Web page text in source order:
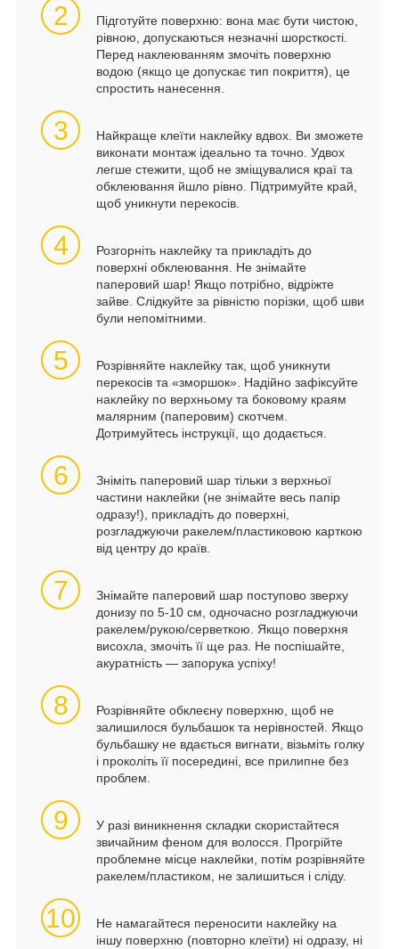
2
Підготуйте поверхню: вона має бути чистою,
рівною, допускаються незначні шорсткості.
Перед наклеюванням змочіть поверхню
водою (якщо це допускає тип покриття), це
спростить нанесення.
3
Найкраще клеїти наклейку вдвох. Ви зможете
виконати монтаж ідеально та точно. Удвох
легше стежити, щоб не зміщувалися краї та
обклеювання йшло рівно. Підтримуйте край,
щоб уникнути перекосів.
4
Розгорніть наклейку та прикладіть до
поверхні обклеювання. Не знімайте
паперовий шар! Якщо потрібно, відріжте
зайве. Слідкуйте за рівністю порізки, щоб шви
були непомітними.
5
Розрівняйте наклейку так, щоб уникнути
перекосів та «зморшок». Надійно зафіксуйте
наклейку по верхньому та боковому краям
малярним (паперовим) скотчем.
Дотримуйтесь інструкції, що додається.
6
Зніміть паперовий шар тільки з верхньої
частини наклейки (не знімайте весь папір
одразу!), прикладіть до поверхні,
розгладжуючи ракелем/пластиковою карткою
від центру до країв.
7
Знімайте паперовий шар поступово зверху
донизу по 5-10 см, одночасно розгладжуючи
ракелем/рукою/серветкою. Якщо поверхня
висохла, змочіть її ще раз. Не поспішайте,
акуратність — запорука успіху!
8
Розрівняйте обклеєну поверхню, щоб не
залишилося бульбашок та нерівностей. Якщо
бульбашку не вдається вигнати, візьміть голку
і проколіть її посередині, все прилипне без
проблем.
9
У разі виникнення складки скористайтеся
звичайним феном для волосся. Прогрійте
проблемне місце наклейки, потім розрівняйте
ракелем/пластиком, не залишиться і сліду.
10
Не намагайтеся переносити наклейку на
іншу поверхню (повторно клеїти) ні одразу, ні